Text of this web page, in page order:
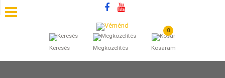
Keresés Megközelítés
0
Kosaram
SZÁLLÁSOK
BEJEGYZÉSEK